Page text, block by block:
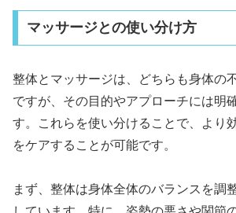
マッサージとの使い分け方
整体とマッサージは、どちらも身体の
ですが、その目的やアプローチには明
す。これらを使い分けることで、より
をケアすることが可能です。
まず、整体は身体全体のバランスを調